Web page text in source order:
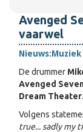
Avenged
vaarwel
Nieuws:Muziek
De drummer
Avenged
Dream Theater.
Volgens
true... sadly my